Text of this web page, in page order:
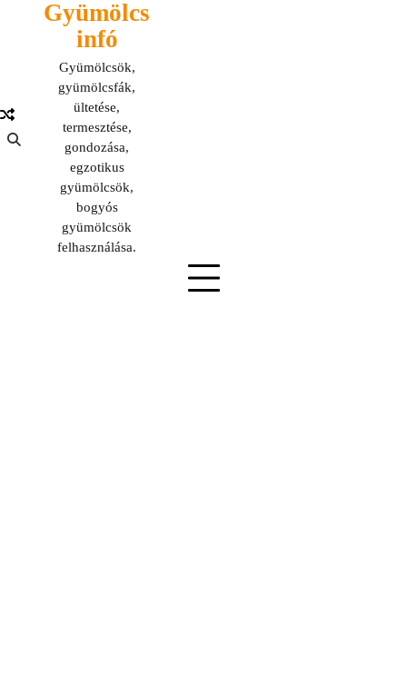
Gyümölcs
infó
Gyümölcsök,
gyümölcsfák,
ültetése,
termesztése,
gondozása,
egzotikus
gyümölcsök,
bogyós
gyümölcsök
felhasználása.